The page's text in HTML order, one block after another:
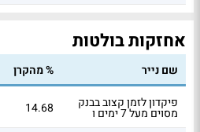
אחזקות בולטות
שם נייר % מהקרן
פיקדון לזמן קצוב בבנק
מסוים מעל 7 ימים ו 14.68